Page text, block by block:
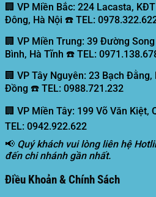
🏢 VP Miền Bắc: 224 Lacasta, KĐT
Đông, Hà Nội ☎️ TEL:
🏢 VP Miền Trung: 39 Đường
Bình, Hà Tĩnh ☎️ TEL:
🏢 VP Tây Nguyên: 23 Bạch Đằng,
Đồng ☎️ TEL: 0988.721.232
🏢 VP Miền Tây: 199 Võ Văn Kiệt,
TEL: 0942.922.622
📢 Quý khách vui lòng liên hệ
đến chi nhánh gần nhất.
Điều Khoản & Chính Sách